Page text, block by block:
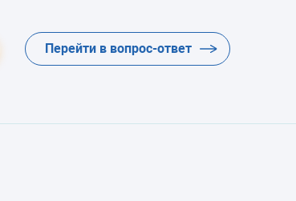
Перейти в вопрос-ответ